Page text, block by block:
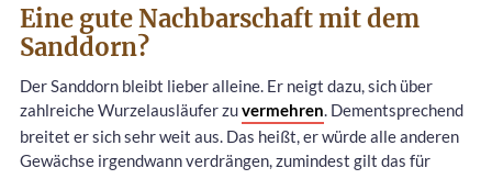
Eine gute Nachbarschaft mit dem
Sanddorn?
Der Sanddorn bleibt lieber alleine. Er neigt dazu, sich über
zahlreiche Wurzelausläufer zuvermehren. Dementsprechend
breitet er sich sehr weit aus. Das heißt, er würde alle anderen
Gewächse irgendwann verdrängen, zumindest gilt das für